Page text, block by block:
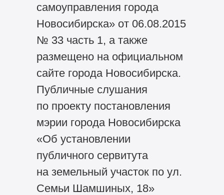
самоуправления города
Новосибирска» от 06.08.2015
№ 33 часть 1, а также
размещено на официальном
сайте города Новосибирска.
Публичные слушания
по проекту постановления
мэрии города Новосибирска
«Об установлении
публичного сервитута
на земельный участок по ул.
Семьи Шамшиных, 18»